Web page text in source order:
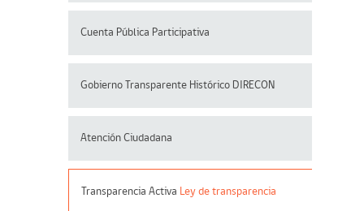
Cuenta Pública Participativa
Gobierno Transparente Histórico DIRECON
Atención Ciudadana
Transparencia Activa Ley de transparencia